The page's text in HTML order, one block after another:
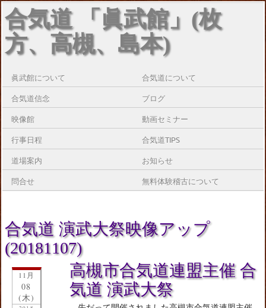
合気道 「眞武館」(枚
方、高槻、島本)
眞武館について 合気道について
合気道信念 ブログ
映像館 動画セミナー
行事日程 合気道TIPS
道場案内 お知らせ
問合せ 無料体験稽古について
合気道 演武大祭映像アップ
(20181107)
11月
08
(木)
高槻市合気道連盟主催 合
気道 演武大祭